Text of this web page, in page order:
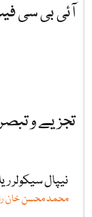
آئی بی سی
تجزیے و
نیپال سیکولر
محمد محسن خان